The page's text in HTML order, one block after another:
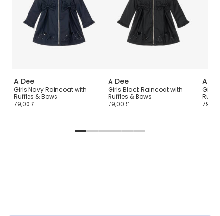
A Dee
Girls Navy Raincoat with
Ruffles & Bows
79,00 £
A Dee
Girls Black Raincoat with
Ruffles & Bows
79,00 £
A
Girls
79,00